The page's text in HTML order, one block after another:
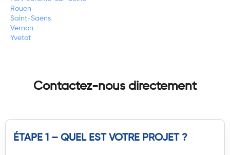
Rouen
Saint-Saëns
Vernon
Yvetot
Contactez-nous directement
ÉTAPE 1 – QUEL EST VOTRE PROJET ?